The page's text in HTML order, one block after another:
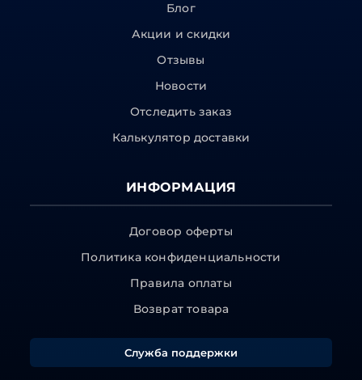
Блог
Акции и скидки
Отзывы
Новости
Отследить заказ
Калькулятор доставки
ИНФОРМАЦИЯ
Договор оферты
Политика конфиденциальности
Правила оплаты
Возврат товара
Служба поддержки